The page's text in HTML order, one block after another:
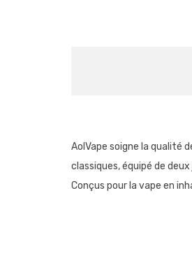
AolVape soigne la qualité
classiques, équipé de
Conçus pour la vape en